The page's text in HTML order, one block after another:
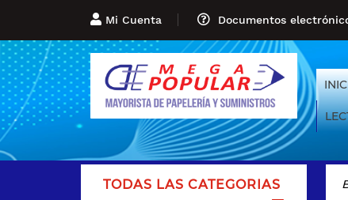
Mi Cuenta Documentos
TODAS LAS CATEGORIAS